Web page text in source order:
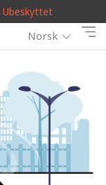
Ubeskyttet
Norsk